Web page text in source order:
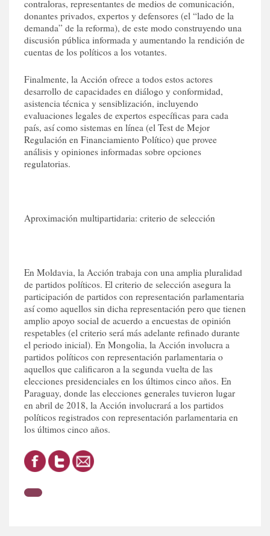
contraloras, representantes de medios de comunicación,
donantes privados, expertos y defensores (el “lado de la
demanda” de la reforma), de este modo construyendo una
discusión pública informada y aumentando la rendición de
cuentas de los políticos a los votantes.
Finalmente, la Acción ofrece a todos estos actores
desarrollo de capacidades en diálogo y conformidad,
asistencia técnica y sensiblización, incluyendo
evaluaciones legales de expertos específicas para cada
país, así como sistemas en línea (el Test de Mejor
Regulación en Financiamiento Político) que provee
análisis y opiniones informadas sobre opciones
regulatorias.
Aproximación multipartidaria: criterio de selección
En Moldavia, la Acción trabaja con una amplia pluralidad
de partidos políticos. El criterio de selección asegura la
participación de partidos con representación parlamentaria
así como aquellos sin dicha representación pero que tienen
amplio apoyo social de acuerdo a encuestas de opinión
respetables (el criterio será más adelante refinado durante
el periodo inicial). En Mongolia, la Acción involucra a
partidos políticos con representación parlamentaria o
aquellos que calificaron a la segunda vuelta de las
elecciones presidenciales en los últimos cinco años. En
Paraguay, donde las elecciones generales tuvieron lugar
en abril de 2018, la Acción involucrará a los partidos
políticos registrados con representación parlamentaria en
los últimos cinco años.